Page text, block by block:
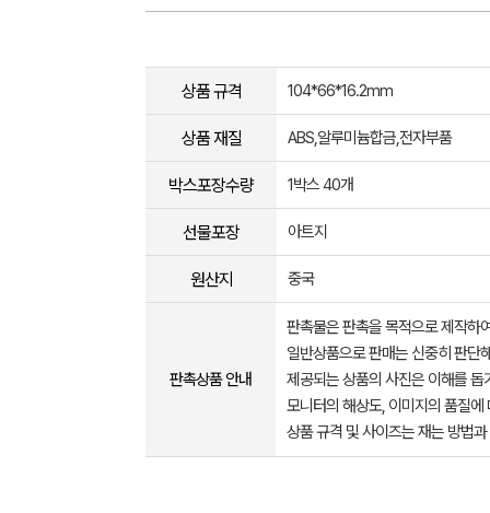
상품 규격 104*66*16.2mm
상품 재질 ABS,알루미늄합금,전자부품
박스포장수량 1박스 40개
선물포장 아트지
원산지 중국
판촉상품 안내
판촉물은 판촉을 목적으로 제작하
일반상품으로 판매는 신중히 판단
제공되는 상품의 사진은 이해를
모니터의 해상도, 이미지의 품질
상품 규격 및 사이즈는 재는 방법